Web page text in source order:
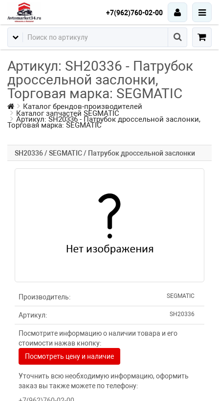
+7(962)760-02-00
Артикул: SH20336 - Патрубок
дроссельной заслонки,
Торговая марка: SEGMATIC
Каталог брендов-производителей
Каталог запчастей SEGMATIC
Артикул: SH20336 - Патрубок дроссельной заслонки,
Торговая марка: SEGMATIC
SH20336 / SEGMATIC / Патрубок дроссельной заслонки
Производитель: SEGMATIC
Артикул: SH20336
Посмотрите информацию о наличии товара и его
стоимости нажав кнопку:
Посмотреть цену и наличие
Уточнить всю необходимую информацию, оформить
заказ вы также можете по телефону: